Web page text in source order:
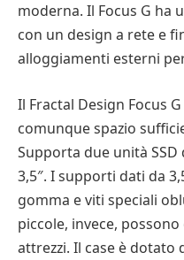
moderna. Il Focus G ha
con un design a rete e
alloggiamenti esterni
Il Fractal Design Focus
comunque spazio
Supporta due unità SSD
3,5″. I supporti dati da
gomma e viti speciali
piccole, invece,
attrezzi. Il case è